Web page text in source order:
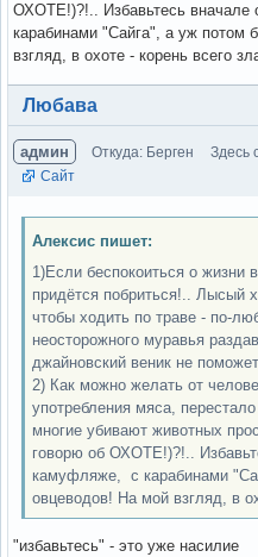
ОХОТЕ!)?!.. Избавьтесь
карабинами "Сайга", а уж потом
взгляд, в охоте - корень всего
Вне форума
Любава
админ Откуда: Берген Здесь
Сайт
Алексис пишет:
1)Если беспокоиться о жизни
придётся побриться!.. Лысый
чтобы ходить по траве - по-
неосторожного муравья
джайновский веник не
2) Как можно желать от
употребления мяса,
многие убивают животных
говорю об ОХОТЕ!)?!..
камуфляже, с карабинами
овцеводов! На мой взгляд, в
"избавьтесь" - это уже насилие